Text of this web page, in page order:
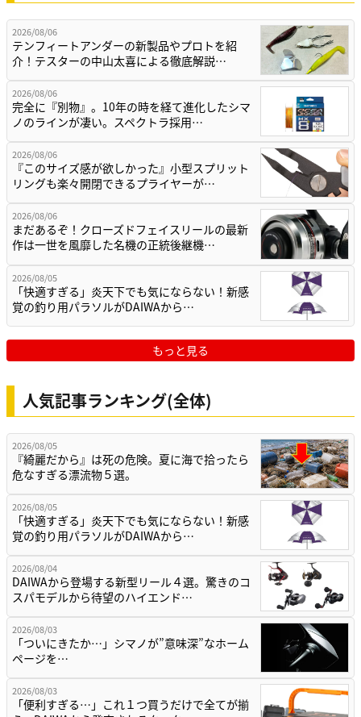
2026/08/06
テンフィートアンダーの新製品やプロトを紹
介！テスターの中山太喜による徹底解説…
2026/08/06
完全に『別物』。10年の時を経て進化したシマ
ノのラインが凄い。スペクトラ採用…
2026/08/06
『このサイズ感が欲しかった』小型スプリット
リングも楽々開閉できるプライヤーが…
2026/08/06
まだあるぞ！クローズドフェイスリールの最新
作は一世を風靡した名機の正統後継機…
2026/08/05
「快適すぎる」炎天下でも気にならない！新感
覚の釣り用パラソルがDAIWAから…
もっと見る
人気記事ランキング(全体)
2026/08/05
『綺麗だから』は死の危険。夏に海で拾ったら
危なすぎる漂流物５選。
2026/08/05
「快適すぎる」炎天下でも気にならない！新感
覚の釣り用パラソルがDAIWAから…
2026/08/04
DAIWAから登場する新型リール４選。驚きのコ
スパモデルから待望のハイエンド…
2026/08/03
「ついにきたか…」シマノが”意味深”なホーム
ページを…
2026/08/03
「便利すぎる…」これ１つ買うだけで全てが揃